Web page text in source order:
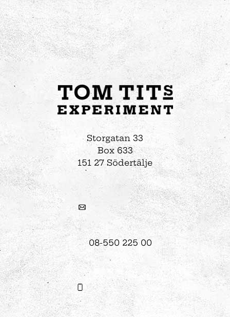
Storgatan 33
Box 633
151 27 Södertälje
08-550 225 00